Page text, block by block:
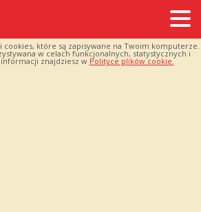
które są zapisywane na Twoim komputerze.
w celach funkcjonalnych, statystycznych i
znajdziesz w Polityce plików cookie.